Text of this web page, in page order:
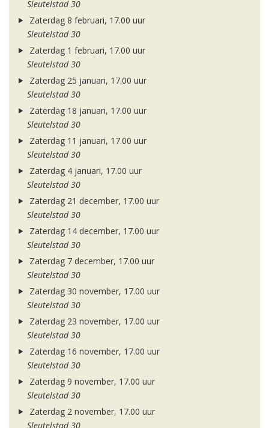
Sleutelstad 30
Zaterdag 8 februari, 17.00 uur
Sleutelstad 30
Zaterdag 1 februari, 17.00 uur
Sleutelstad 30
Zaterdag 25 januari, 17.00 uur
Sleutelstad 30
Zaterdag 18 januari, 17.00 uur
Sleutelstad 30
Zaterdag 11 januari, 17.00 uur
Sleutelstad 30
Zaterdag 4 januari, 17.00 uur
Sleutelstad 30
Zaterdag 21 december, 17.00 uur
Sleutelstad 30
Zaterdag 14 december, 17.00 uur
Sleutelstad 30
Zaterdag 7 december, 17.00 uur
Sleutelstad 30
Zaterdag 30 november, 17.00 uur
Sleutelstad 30
Zaterdag 23 november, 17.00 uur
Sleutelstad 30
Zaterdag 16 november, 17.00 uur
Sleutelstad 30
Zaterdag 9 november, 17.00 uur
Sleutelstad 30
Zaterdag 2 november, 17.00 uur
Sleutelstad 30